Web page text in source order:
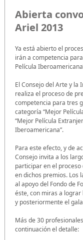
Abierta
Ariel 2013
Ya está abierto el
irán a competencia
Película
El Consejo del Arte y la
realiza el proceso de
competencia para tres
categoría “Mejor
“Mejor Película
Iberoamericana”.
Para este efecto, y de
Consejo invita a los
participar en el
en dichos premios. Los
al apoyo del Fondo de
éste, con miras a
y posteriormente el
Más de 30
continuación el detalle: